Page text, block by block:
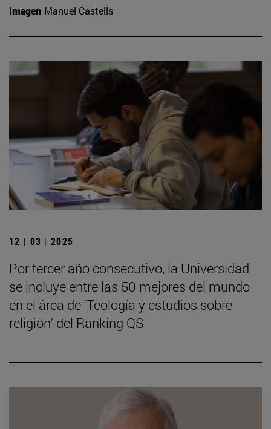
Imagen Manuel Castells
12 | 03 | 2025
Por tercer año consecutivo, la Universidad
se incluye entre las 50 mejores del mundo
en el área de ‘Teología y estudios sobre
religión’ del Ranking QS